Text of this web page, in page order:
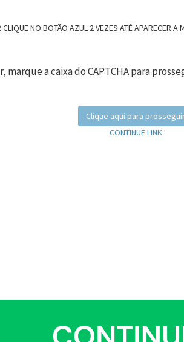
NO BOTÃO AZUL 2 VEZES ATÉ APARECER A
marque a caixa do CAPTCHA para
Clique aqui para
CONTINUE LINK